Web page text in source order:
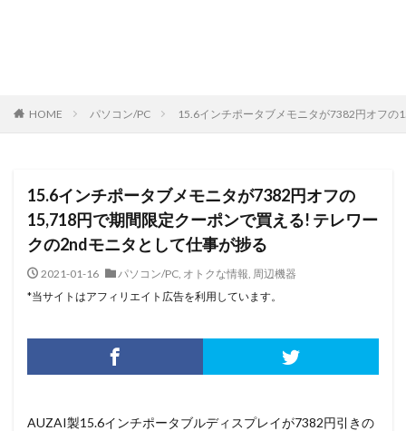
HOME パソコン/PC 15.6インチポータブメモニタが7382円オフ
15.6インチポータブメモニタが7382円オフの
15,718円で期間限定クーポンで買える! テレワー
クの2ndモニタとして仕事が捗る
2021-01-16 パソコン/PC, オトクな情報, 周辺機器
*当サイトはアフィリエイト広告を利用しています。
AUZAI製15.6インチポータブルディスプレイが7382円引きの